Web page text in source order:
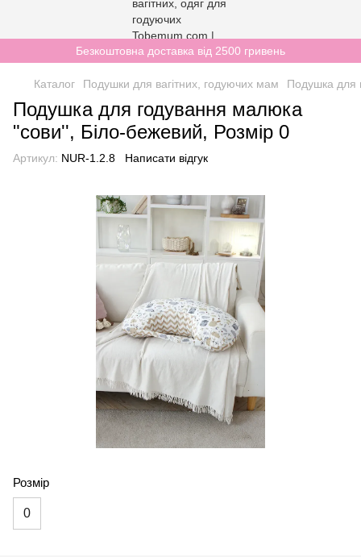
Безкоштовна доставка від 2500 гривень
Каталог Подушки для вагітних, годуючих мам Подушка для
Подушка для годування малюка
"сови'', Біло-бежевий, Розмір 0
Артикул: NUR-1.2.8 Написати відгук
Розмір
0